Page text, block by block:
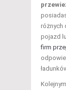
różnych
pojazd
firm